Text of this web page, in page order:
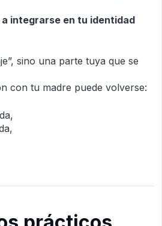
integrarse en tu identidad
sino una parte tuya que se
con tu madre puede volverse: